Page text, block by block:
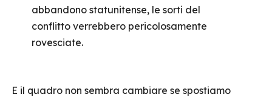
abbandono statunitense, le sorti del
conflitto verrebbero pericolosamente
rovesciate.
E il quadro non sembra cambiare se spostiamo